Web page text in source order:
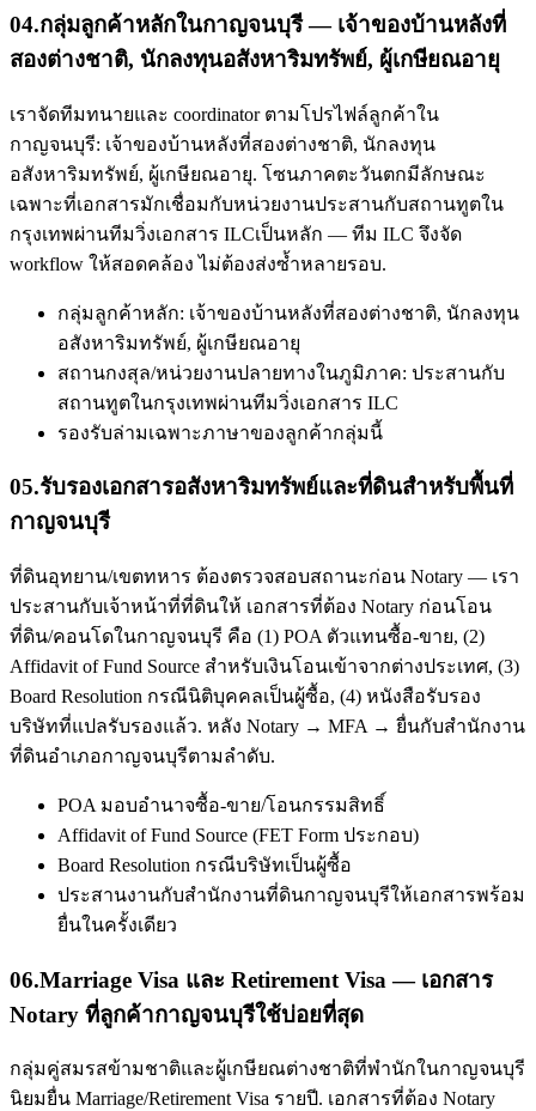
04.กลุ่มลูกค้าหลักในกาญจนบุรี — เจ้าของบ้านหลังที่
สองต่างชาติ, นักลงทุนอสังหาริมทรัพย์, ผู้เกษียณอายุ
เราจัดทีมทนายและ coordinator ตามโปรไฟล์ลูกค้าใน
กาญจนบุรี: เจ้าของบ้านหลังที่สองต่างชาติ, นักลงทุน
อสังหาริมทรัพย์, ผู้เกษียณอายุ. โซนภาคตะวันตกมีลักษณะ
เฉพาะที่เอกสารมักเชื่อมกับหน่วยงานประสานกับสถานทูตใน
กรุงเทพผ่านทีมวิ่งเอกสาร ILCเป็นหลัก — ทีม ILC จึงจัด
workflow ให้สอดคล้อง ไม่ต้องส่งซ้ำหลายรอบ.
กลุ่มลูกค้าหลัก: เจ้าของบ้านหลังที่สองต่างชาติ, นักลงทุน
อสังหาริมทรัพย์, ผู้เกษียณอายุ
สถานกงสุล/หน่วยงานปลายทางในภูมิภาค: ประสานกับ
สถานทูตในกรุงเทพผ่านทีมวิ่งเอกสาร ILC
รองรับล่ามเฉพาะภาษาของลูกค้ากลุ่มนี้
05.รับรองเอกสารอสังหาริมทรัพย์และที่ดินสำหรับพื้นที่
กาญจนบุรี
ที่ดินอุทยาน/เขตทหาร ต้องตรวจสอบสถานะก่อน Notary — เรา
ประสานกับเจ้าหน้าที่ที่ดินให้ เอกสารที่ต้อง Notary ก่อนโอน
ที่ดิน/คอนโดในกาญจนบุรี คือ (1) POA ตัวแทนซื้อ-ขาย, (2)
Affidavit of Fund Source สำหรับเงินโอนเข้าจากต่างประเทศ, (3)
Board Resolution กรณีนิติบุคคลเป็นผู้ซื้อ, (4) หนังสือรับรอง
บริษัทที่แปลรับรองแล้ว. หลัง Notary → MFA → ยื่นกับสำนักงาน
ที่ดินอำเภอกาญจนบุรีตามลำดับ.
POA มอบอำนาจซื้อ-ขาย/โอนกรรมสิทธิ์
Affidavit of Fund Source (FET Form ประกอบ)
Board Resolution กรณีบริษัทเป็นผู้ซื้อ
ประสานงานกับสำนักงานที่ดินกาญจนบุรีให้เอกสารพร้อม
ยื่นในครั้งเดียว
06.Marriage Visa และ Retirement Visa — เอกสาร
Notary ที่ลูกค้ากาญจนบุรีใช้บ่อยที่สุด
กลุ่มคู่สมรสข้ามชาติและผู้เกษียณต่างชาติที่พำนักในกาญจนบุรี
นิยมยื่น Marriage/Retirement Visa รายปี. เอกสารที่ต้อง Notary